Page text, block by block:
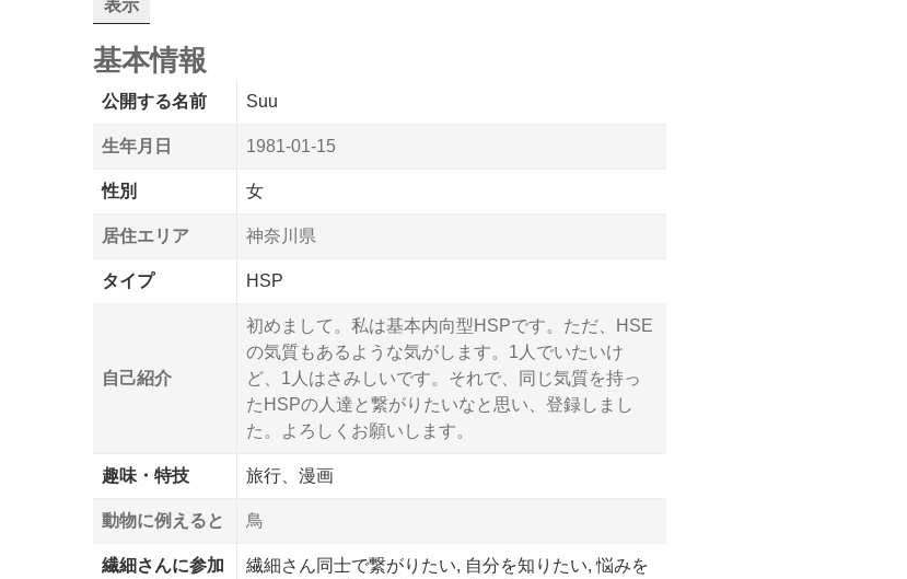
表示
基本情報
公開する名前 Suu
生年月日 1981-01-15
性別 女
居住エリア 神奈川県
タイプ HSP
自己紹介
初めまして。私は基本内向型HSPです。ただ、HSE
の気質もあるような気がします。1人でいたいけ
ど、1人はさみしいです。それで、同じ気質を持っ
たHSPの人達と繋がりたいなと思い、登録しまし
た。よろしくお願いします。
趣味・特技 旅行、漫画
動物に例えると 鳥
繊細さんに参加
繊細さん同士で繋がりたい, 自分を知りたい, 悩みを